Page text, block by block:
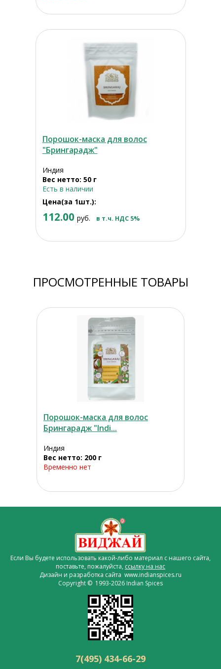
Порошок-маска для волос
"Брингарадж"
Индия
Вес нетто: 50 г
Есть в наличии
Цена(за 1шт.):
112.00 руб. в т.ч. НДС 5%
ПРОСМОТРЕННЫЕ ТОВАРЫ
Порошок-маска для волос
Брингарадж "Indi...
Индия
Вес нетто: 200 г
Временно нет
Если Вы будете использовать какой-либо материал с нашего сайта,
поставьте, пожалуйста, ссылку на нас
Дизайн и разработка сайта www.indianspices.ru
Copyright © 1993-2026 Indian Spices
7(495) 434-66-29